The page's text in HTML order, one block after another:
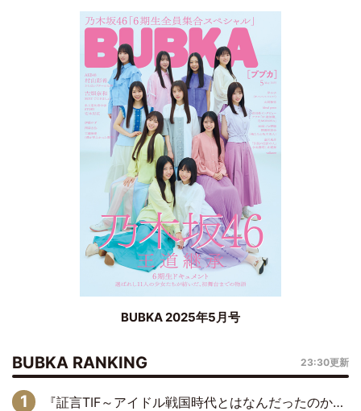
BUBKA 2025年5月号
BUBKA RANKING 23:30更新
『証言TIF～アイドル戦国時代とはなんだったのか～』第6回：でんぱ組.inc・古川未鈴×相沢梨紗「『ハロプロやりたかったな』って言ったら、夢眠ねむさんに『てめえはでんぱ組．incなんだよ！』って肩パンされて(笑)」